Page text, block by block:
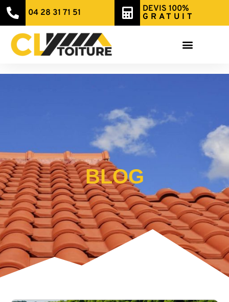
BLOG
04 28 31 71 51
DEVIS 100%
GRATUIT